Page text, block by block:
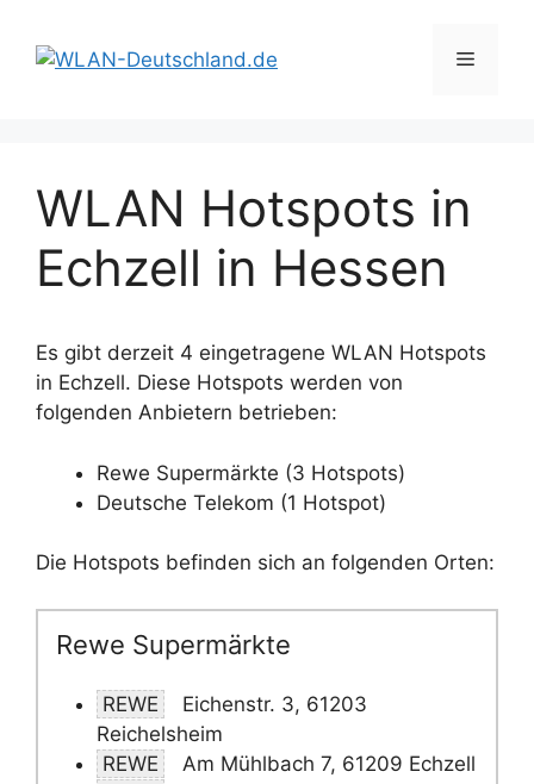
Inhalt
springen
Menü
WLAN Hotspots in
Echzell in Hessen
Es gibt derzeit 4 eingetragene WLAN Hotspots
in Echzell. Diese Hotspots werden von
folgenden Anbietern betrieben:
Rewe Supermärkte (3 Hotspots)
Deutsche Telekom (1 Hotspot)
Die Hotspots befinden sich an folgenden Orten:
Rewe Supermärkte
REWE
Eichenstr. 3, 61203
Reichelsheim
REWE
Am Mühlbach 7, 61209 Echzell